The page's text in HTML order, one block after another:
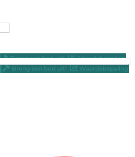
Breng een bod uit!
Waardebepaling
Breng een bod uit! Waardebepaling